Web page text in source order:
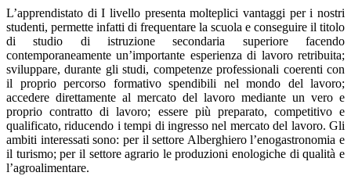
L’apprendistato di I livello presenta molteplici vantaggi per i nostri
studenti, permette infatti di frequentare la scuola e conseguire il titolo
di studio di istruzione secondaria superiore facendo
contemporaneamente un’importante esperienza di lavoro retribuita;
sviluppare, durante gli studi, competenze professionali coerenti con
il proprio percorso formativo spendibili nel mondo del lavoro;
accedere direttamente al mercato del lavoro mediante un vero e
proprio contratto di lavoro; essere più preparato, competitivo e
qualificato, riducendo i tempi di ingresso nel mercato del lavoro. Gli
ambiti interessati sono: per il settore Alberghiero l’enogastronomia e
il turismo; per il settore agrario le produzioni enologiche di qualità e
l’agroalimentare.